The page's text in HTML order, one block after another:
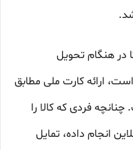
در هنگام تحویل
ارائه کارت ملی مطابق
فردی که کالا را
انجام داده، تمایل